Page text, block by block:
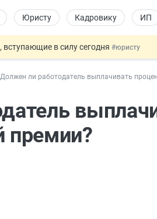
Юристу Кадровику ИП
в силу сегодня #юристу
для вкладов физлиц из
СПОТ могут заменить банковской
Должен ли работодатель выплачивать
премии?